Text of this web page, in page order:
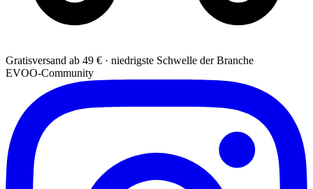
Gratisversand ab 49 € · niedrigste Schwelle der Branche
EVOO-Community